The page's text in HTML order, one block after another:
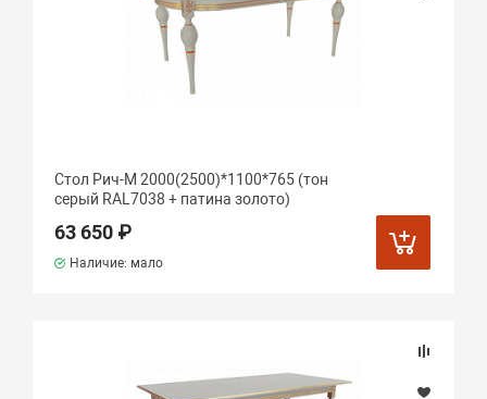
Стол Рич-М 2000(2500)*1100*765 (тон
серый RAL7038 + патина золото)
63 650 ₽
Наличие: мало